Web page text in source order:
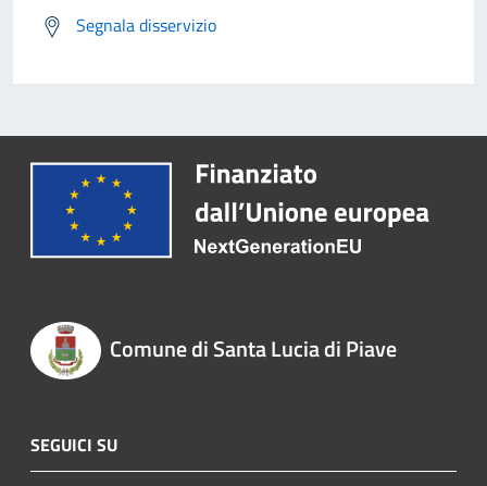
Segnala disservizio
Comune di Santa Lucia di Piave
SEGUICI SU